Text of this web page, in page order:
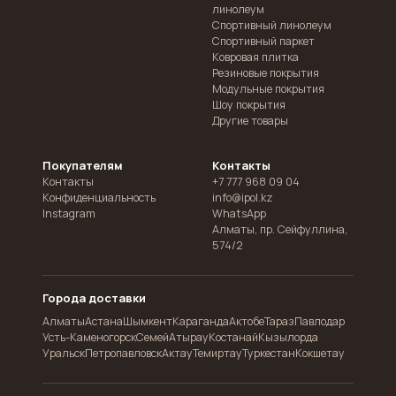
линолеум
Спортивный линолеум
Спортивный паркет
Ковровая плитка
Резиновые покрытия
Модульные покрытия
Шоу покрытия
Другие товары
Покупателям
Контакты
Конфиденциальность
Instagram
Контакты
+7 777 968 09 04
info@ipol.kz
WhatsApp
Алматы, пр. Сейфуллина,
574/2
Города доставки
АлматыАстанаШымкентКарагандаАктобеТаразПавлодар
Усть-КаменогорскСемейАтырауКостанайКызылорда
УральскПетропавловскАктауТемиртауТуркестанКокшетау